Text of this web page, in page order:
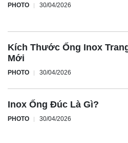
PHOTO 30/04/2026
Kích Thước Ống Inox
Mới
PHOTO 30/04/2026
Inox Ống Đúc Là Gì?
PHOTO 30/04/2026